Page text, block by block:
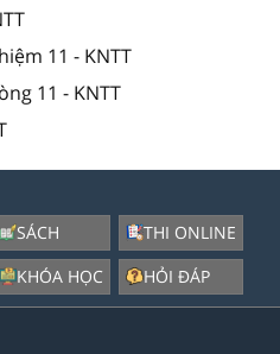
11 - KNTT
11 - KNTT
SÁCH
KHÓA HỌC
THI ONLINE
HỎI ĐÁP